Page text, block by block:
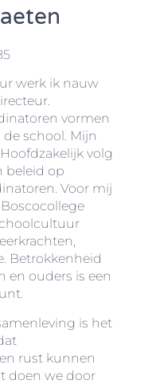
werk ik nauw
vormen
school. Mijn
volg
beleid op
Voor mij
Betrokkenheid
en ouders is een
is het
rust kunnen
doen we door